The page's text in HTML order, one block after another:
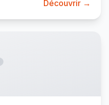
Découvrir →